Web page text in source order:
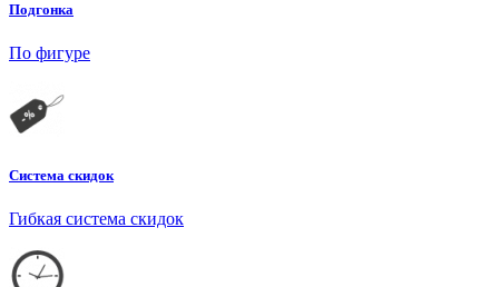
Подгонка
По фигуре
Система скидок
Гибкая система скидок